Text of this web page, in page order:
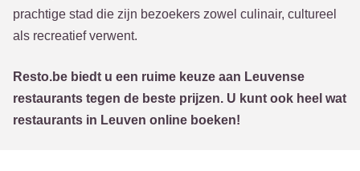
prachtige stad die zijn bezoekers zowel culinair, cultureel
als recreatief verwent.
Resto.be biedt u een ruime keuze aan Leuvense
restaurants tegen de beste prijzen. U kunt ook heel wat
restaurants in Leuven online boeken!